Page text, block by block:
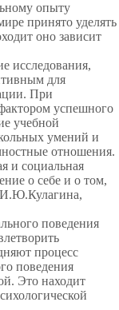
опыту
принято уделять
оно зависит
исследования,
для
При
успешного
учебной
умений и
отношения.
и социальная
о себе и о том,
поведения
процесс
поведения
Это находит